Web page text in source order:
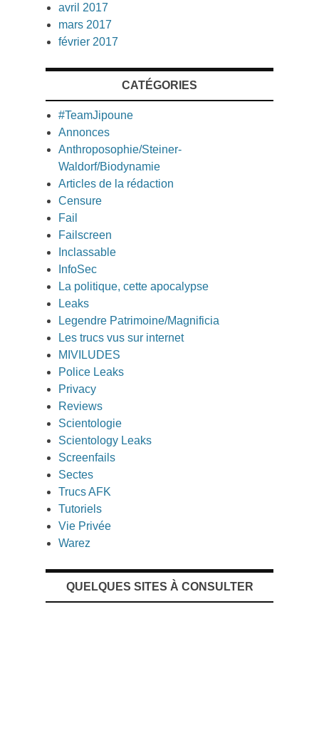
avril 2017
mars 2017
février 2017
CATÉGORIES
#TeamJipoune
Annonces
Anthroposophie/Steiner-
Waldorf/Biodynamie
Articles de la rédaction
Censure
Fail
Failscreen
Inclassable
InfoSec
La politique, cette apocalypse
Leaks
Legendre Patrimoine/Magnificia
Les trucs vus sur internet
MIVILUDES
Police Leaks
Privacy
Reviews
Scientologie
Scientology Leaks
Screenfails
Sectes
Trucs AFK
Tutoriels
Vie Privée
Warez
QUELQUES SITES À CONSULTER